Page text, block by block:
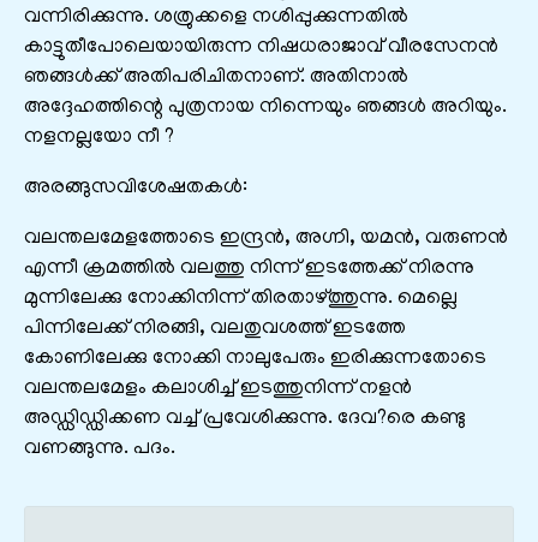
വന്നിരിക്കുന്നു. ശത്രുക്കളെ നശിപ്പുക്കുന്നതിൽ
കാട്ടുതീപോലെയായിരുന്ന നിഷധരാജാവ്‌ വീരസേനൻ
ഞങ്ങൾക്ക്‌ അതിപരിചിതനാണ്‌. അതിനാൽ
അദ്ദേഹത്തിന്റെ പുത്രനായ നിന്നെയും ഞങ്ങൾ അറിയും.
നളനല്ലയോ നീ ?
അരങ്ങുസവിശേഷതകൾ:
വലന്തലമേളത്തോടെ ഇന്ദ്രൻ, അഗ്നി, യമൻ, വരുണൻ
എന്നീ ക്രമത്തിൽ വലത്തു നിന്ന്‌ ഇടത്തേക്ക്‌ നിരന്നു
മുന്നിലേക്കു നോക്കിനിന്ന്‌ തിരതാഴ്ത്തുന്നു. മെല്ലെ
പിന്നിലേക്ക്‌ നിരങ്ങി, വലതുവശത്ത്‌ ഇടത്തേ
കോണിലേക്കു നോക്കി നാലുപേരും ഇരിക്കുന്നതോടെ
വലന്തലമേളം കലാശിച്ച്‌ ഇടത്തുനിന്ന്‌ നളൻ
അഡ്ഡിഡ്ഡിക്കണ വച്ച്‌ പ്രവേശിക്കുന്നു. ദേവ?രെ കണ്ടു
വണങ്ങുന്നു. പദം.